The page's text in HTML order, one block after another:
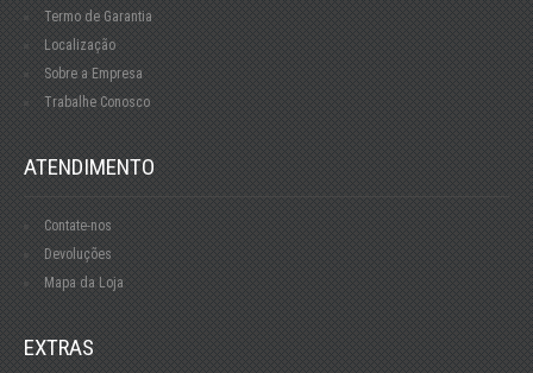
Termo de Garantia
Localização
Sobre a Empresa
Trabalhe Conosco
ATENDIMENTO
Contate-nos
Devoluções
Mapa da Loja
EXTRAS